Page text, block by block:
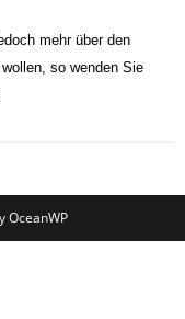
mehr über den
so wenden Sie
OceanWP